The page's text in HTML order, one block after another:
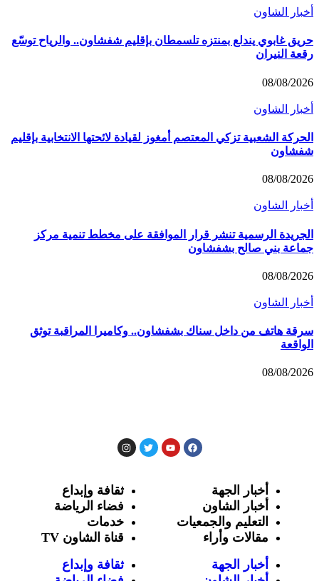
أخبار الشاون
حريق غابوي يندلع بمنتزه تلسمطان بإقليم شفشاون.. والرياح توسّع
رقعة النيران
08/08/2026
أخبار الشاون
الحركة الشعبية تزكي المعتصم أمغوز لقيادة لائحتها الانتخابية بإقليم
شفشاون
08/08/2026
أخبار الشاون
الجريدة الرسمية تنشر قرار الموافقة على مخطط تنمية مركز
جماعة بني صالح بشفشاون
08/08/2026
أخبار الشاون
سرقة هاتف من داخل سناك بشفشاون.. وكاميرا المراقبة توثق
الواقعة
08/08/2026
أخبار الجهة
أخبار الشاون
التعليم والجمعيات
مقالات وأراء
أخبار الجهة
ثقافة وإبداع
فضاء الرياضة
خدمات
قناة الشاون TV
ثقافة وإبداع